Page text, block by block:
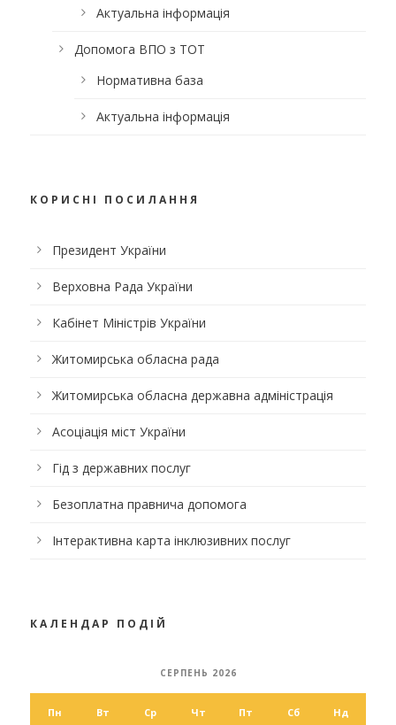
Актуальна інформація
Допомога ВПО з ТОТ
Нормативна база
Актуальна інформація
КОРИСНІ ПОСИЛАННЯ
Президент України
Верховна Рада України
Кабінет Міністрів України
Житомирська обласна рада
Житомирська обласна державна адміністрація
Асоціація міст України
Гід з державних послуг
Безоплатна правнича допомога
Інтерактивна карта інклюзивних послуг
КАЛЕНДАР ПОДІЙ
СЕРПЕНЬ 2026
Пн Вт Ср Чт Пт Сб Нд